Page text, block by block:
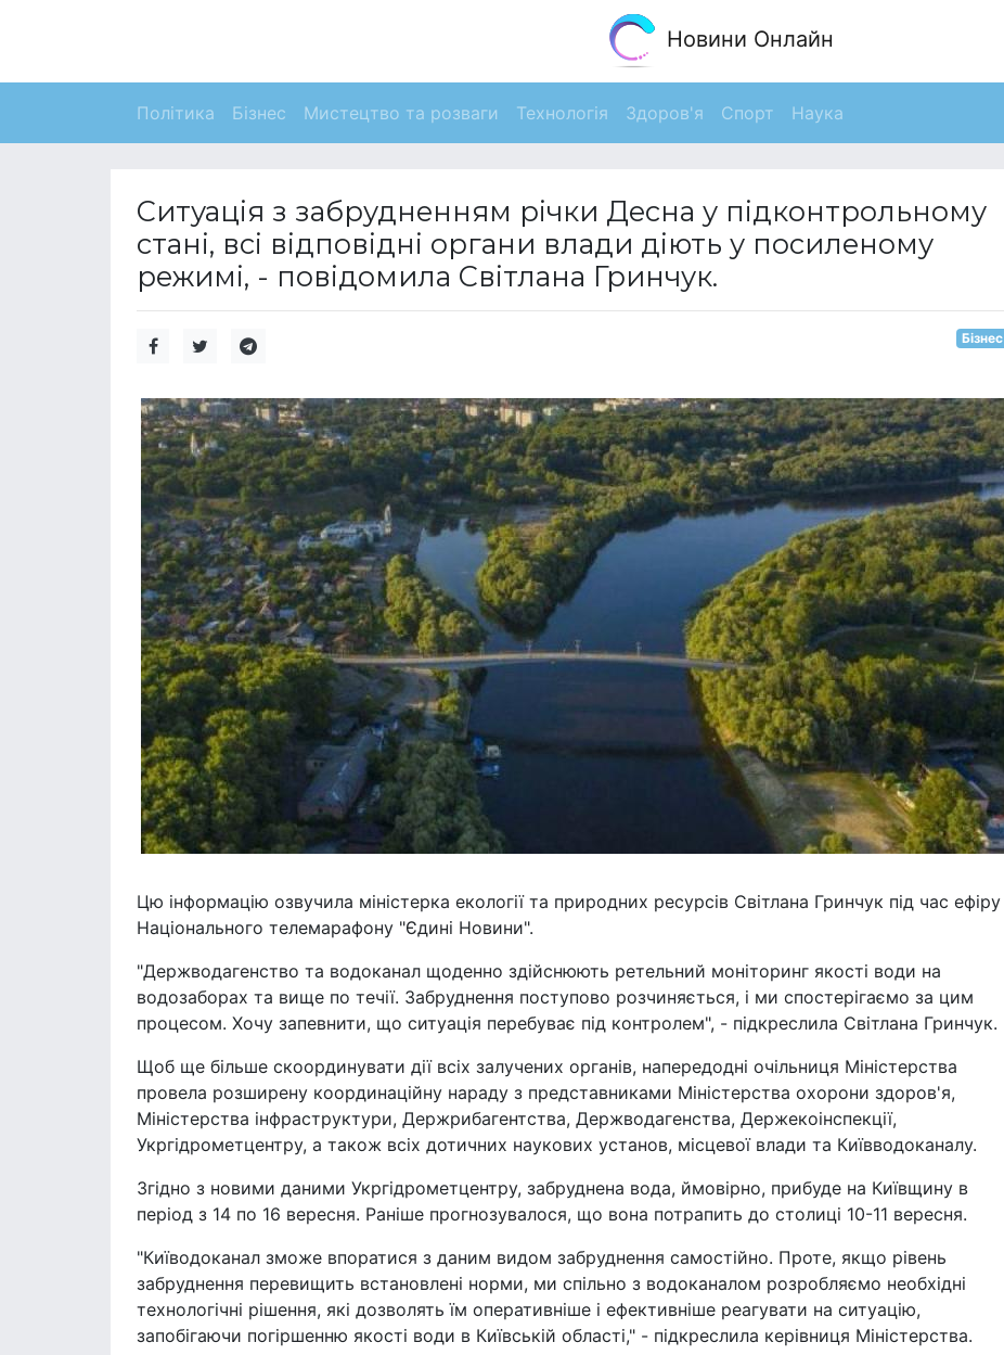
Новини Онлайн
Політика Бізнес Мистецтво та розваги Технологія Здоров'я Спорт Наука
Ситуація з забрудненням річки Десна у підконтрольному
стані, всі відповідні органи влади діють у посиленому
режимі, - повідомила Світлана Гринчук.
Бізнес
Цю інформацію озвучила міністерка екології та природних ресурсів Світлана Гринчук під час ефіру
Національного телемарафону "Єдині Новини".
"Держводагенство та водоканал щоденно здійснюють ретельний моніторинг якості води на
водозаборах та вище по течії. Забруднення поступово розчиняється, і ми спостерігаємо за цим
процесом. Хочу запевнити, що ситуація перебуває під контролем", - підкреслила Світлана Гринчук.
Щоб ще більше скоординувати дії всіх залучених органів, напередодні очільниця Міністерства
провела розширену координаційну нараду з представниками Міністерства охорони здоров'я,
Міністерства інфраструктури, Держрибагентства, Держводагенства, Держекоінспекції,
Укргідрометцентру, а також всіх дотичних наукових установ, місцевої влади та Київводоканалу.
Згідно з новими даними Укргідрометцентру, забруднена вода, ймовірно, прибуде на Київщину в
період з 14 по 16 вересня. Раніше прогнозувалося, що вона потрапить до столиці 10-11 вересня.
"Київодоканал зможе впоратися з даним видом забруднення самостійно. Проте, якщо рівень
забруднення перевищить встановлені норми, ми спільно з водоканалом розробляємо необхідні
технологічні рішення, які дозволять їм оперативніше і ефективніше реагувати на ситуацію,
запобігаючи погіршенню якості води в Київській області," - підкреслила керівниця Міністерства.